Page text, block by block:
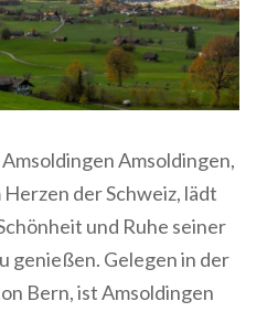
Amsoldingen,
der Schweiz, lädt
und Ruhe seiner
genießen. Gelegen in der
Bern, ist Amsoldingen